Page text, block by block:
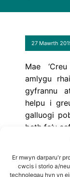
Er mwyn darparu'r
cwcis i storio a/
technolegau hyn yn
27 Mawrth
Mae
amlygu
gyfrannu
helpu i
galluogi
beth fo’u
E-ganllaw